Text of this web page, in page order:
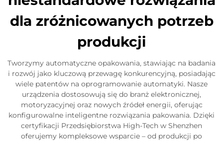
dla zróżnicowanych potrzeb
produkcji
Tworzymy automatyczne opakowania, stawiając na badania
i rozwój jako kluczową przewagę konkurencyjną, posiadając
wiele patentów na oprogramowanie automatyki. Nasze
urządzenia dostosowują się do branż elektronicznej,
motoryzacyjnej oraz nowych źródeł energii, oferując
konfigurowalne inteligentne rozwiązania pakowania. Dzięki
certyfikacji Przedsiębiorstwa High-Tech w Shenzhen
oferujemy kompleksowe wsparcie – od produkcji po